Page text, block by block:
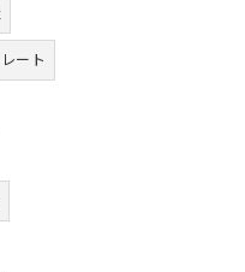
ート